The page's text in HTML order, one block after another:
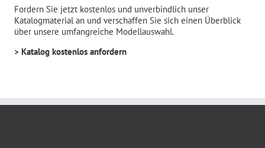
Fordern Sie jetzt kostenlos und unverbindlich unser
Katalogmaterial an und verschaffen Sie sich einen Überblick
über unsere umfangreiche Modellauswahl.
> Katalog kostenlos anfordern